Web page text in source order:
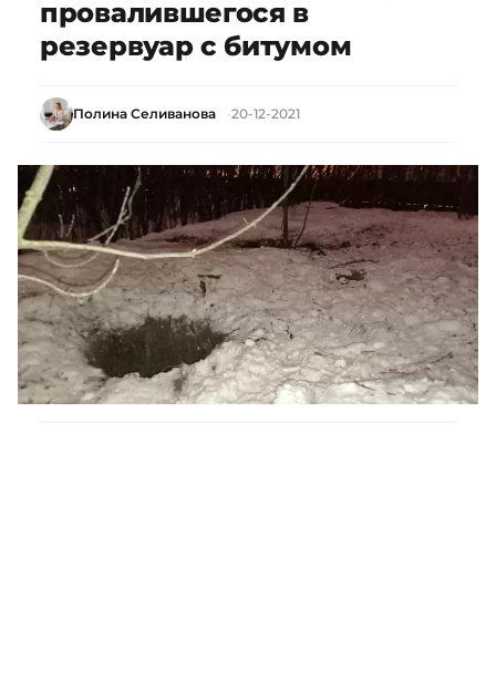
провалившегося в
резервуар с битумом
Полина Селиванова 20-12-2021